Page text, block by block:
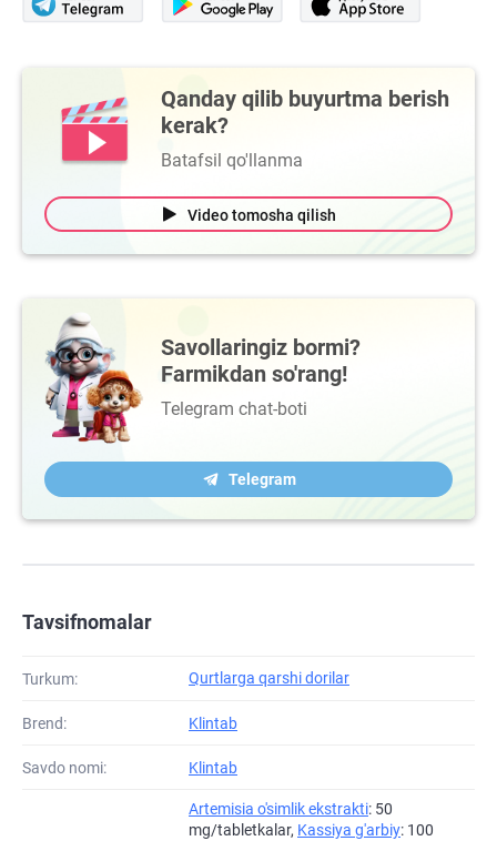
Qanday qilib buyurtma berish
kerak?
Batafsil qo'llanma
Video tomosha qilish
Savollaringiz bormi?
Farmikdan so'rang!
Telegram chat-boti
Telegram
Tavsifnomalar
Turkum: Qurtlarga qarshi dorilar
Brend: Klintab
Savdo nomi: Klintab
Artemisia o'simlik ekstrakti: 50
mg/tabletkalar, Kassiya g'arbiy: 100